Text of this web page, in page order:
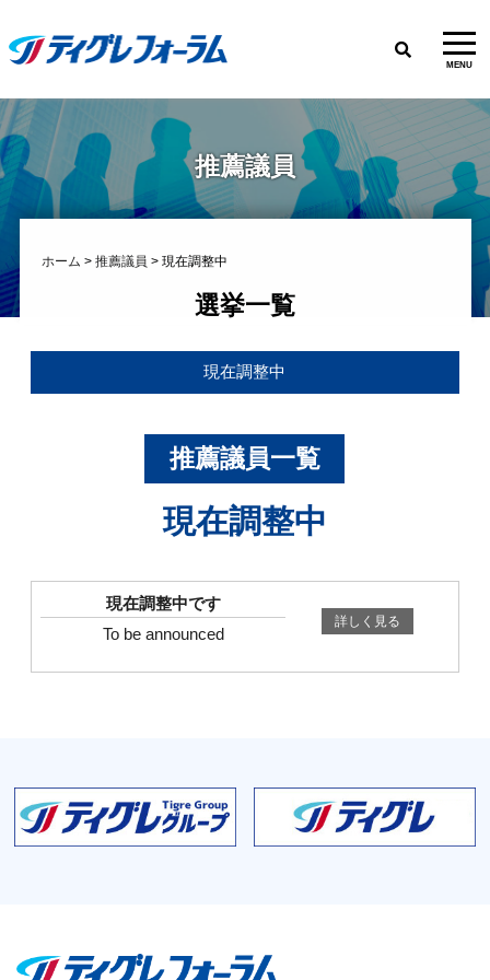
MENU
推薦議員
ホーム > 推薦議員 > 現在調整中
選挙一覧
現在調整中
推薦議員一覧
現在調整中
現在調整中です
To be announced
詳しく見る